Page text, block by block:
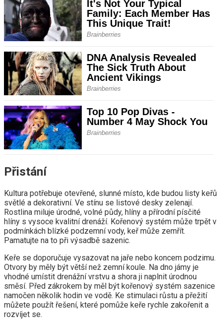
Přistání
Kultura potřebuje otevřené, slunné místo, kde budou listy keřů
světlé a dekorativní. Ve stínu se listové desky zelenají.
Rostlina miluje úrodné, volné půdy, hlíny a přírodní písčité
hlíny s vysoce kvalitní drenáží. Kořenový systém může trpět v
podmínkách blízké podzemní vody, keř může zemřít.
Pamatujte na to při výsadbě sazenic.
Keře se doporučuje vysazovat na jaře nebo koncem podzimu.
Otvory by měly být větší než zemní koule. Na dno jámy je
vhodné umístit drenážní vrstvu a shora ji naplnit úrodnou
směsí. Před zákrokem by měl být kořenový systém sazenice
namočen několik hodin ve vodě. Ke stimulaci růstu a přežití
můžete použít řešení, které pomůže keře rychle zakořenit a
rozvíjet se.